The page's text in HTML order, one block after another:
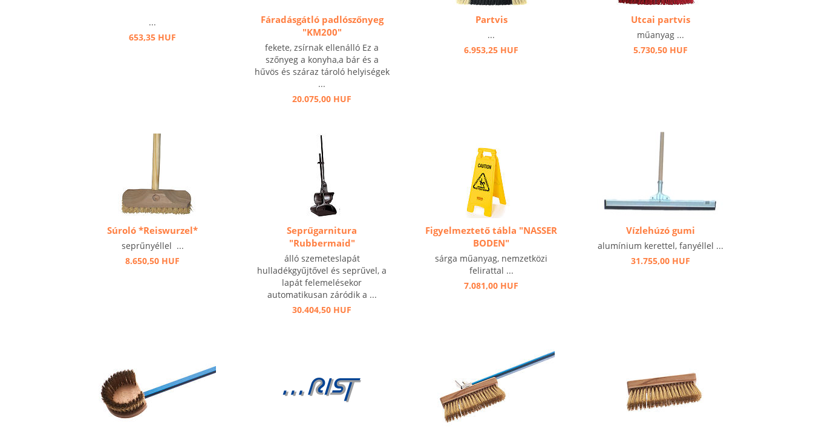
...
653,35 HUF
Fáradásgátló padlószőnyeg
"KM200"
fekete, zsírnak ellenálló Ez a
szőnyeg a konyha,a bár és a
hűvös és száraz tároló helyiségek
...
20.075,00 HUF
Partvis
...
6.953,25 HUF
Utcai partvis
műanyag ...
5.730,50 HUF
Súroló *Reiswurzel*
seprűnyéllel ...
8.650,50 HUF
Seprűgarnitura
"Rubbermaid"
álló szemeteslapát
hulladékgyűjtővel és seprűvel, a
lapát felemelésekor
automatikusan záródik a ...
30.404,50 HUF
Figyelmeztető tábla "NASSER
BODEN"
sárga műanyag, nemzetközi
felirattal ...
7.081,00 HUF
Vízlehúzó gumi
alumínium kerettel, fanyéllel ...
31.755,00 HUF